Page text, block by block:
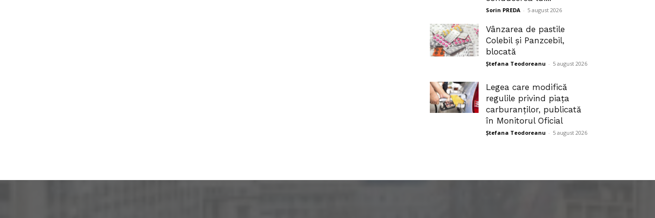
Sorin PREDA - 5 august 2026
Vânzarea de pastile
Colebil și Panzcebil,
blocată
Ștefana Teodoreanu - 5 august 2026
Legea care modifică
regulile privind piața
carburanților, publicată
în Monitorul Oficial
Ștefana Teodoreanu - 5 august 2026